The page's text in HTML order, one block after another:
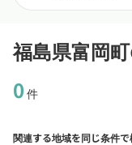
福島県富岡
0 件
関連する地域を同じ条件で